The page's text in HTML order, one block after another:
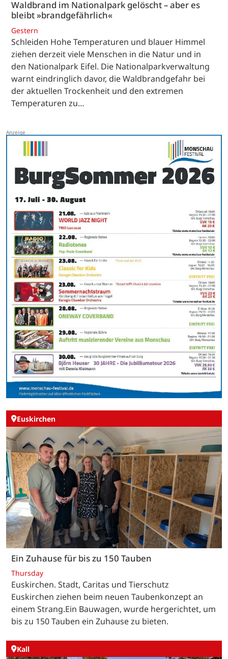
Waldbrand im Nationalpark gelöscht – aber es
bleibt »brandgefährlich«
Gestern
Schleiden Hohe Temperaturen und blauer Himmel
ziehen derzeit viele Menschen in die Natur und in
den Nationalpark Eifel. Die Nationalparkverwaltung
warnt eindringlich davor, die Waldbrandgefahr bei
der aktuellen Trockenheit und den extremen
Temperaturen zu…
Euskirchen
Ein Zuhause für bis zu 150 Tauben
Thursday
Euskirchen. Stadt, Caritas und Tierschutz
Euskirchen ziehen beim neuen Taubenkonzept an
einem Strang.Ein Bauwagen, wurde hergerichtet, um
bis zu 150 Tauben ein Zuhause zu bieten.
Kall